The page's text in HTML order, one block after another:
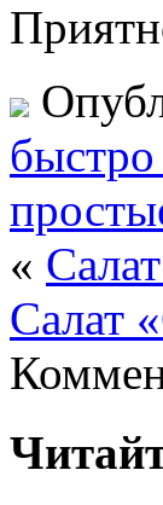
«
Салат